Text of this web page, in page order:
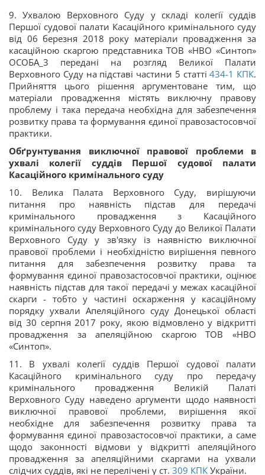
9. Ухвалою Верховного Суду у складі колегії суддів
Першої судової палати Касаційного кримінального суду
від 06 березня 2018 року матеріали провадження за
касаційною скаргою представника ТОВ «НВО «Синтоп»
ОСОБА_3 передані на розгляд Великої Палати
Верховного Суду на підставі частини 5 статті 434-1 КПК.
Прийняття цього рішення аргументоване тим, що
матеріали провадження містять виключну правову
проблему і така передача необхідна для забезпечення
розвитку права та формування єдиної правозастосовчої
практики.
Обґрунтування виключної правової проблеми в
ухвалі колегії суддів Першої судової палати
Касаційного кримінального суду
10. Велика Палата Верховного Суду, вирішуючи
питання про наявність підстав для передачі
кримінального провадження з Касаційного
кримінального суду Верховного Суду до Великої Палати
Верховного Суду у зв'язку із наявністю виключної
правової проблеми і необхідністю вирішення певного
питання для забезпечення розвитку права та
формування єдиної правозастосовчої практики, оцінює
наявність підстав для такої передачі у межах касаційної
скарги - тобто у частині оскарження у касаційному
порядку ухвали Апеляційного суду Донецької області
від 30 серпня 2017 року, якою відмовлено у відкритті
провадження за апеляційною скаргою ТОB «НВО
«Синтоп».
11. В ухвалі колегії суддів Першої судової палати
Касаційного кримінального суду про передачу
кримінального провадження Великій Палаті
Верховного Суду наведено аргументи щодо наявності
виключної правової проблеми, вирішення якої
необхідне для забезпечення розвитку права та
формування єдиної правозастосовчої практики, а саме
щодо законності відмови у відкритті апеляційного
провадження за апеляційними скаргами на ухвали
слідчих суддів, які не перелічені у ст. 309 КПК України.